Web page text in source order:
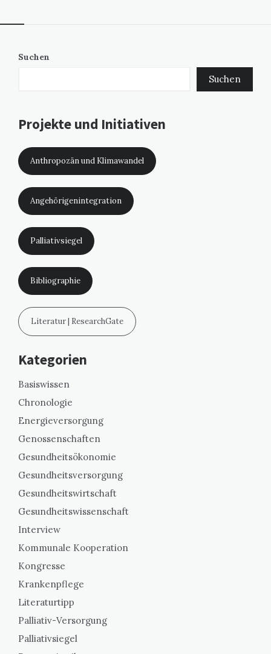
Suchen
Suchen
Projekte und Initiativen
Anthropozän und Klimawandel
Angehörigenintegration
Palliativsiegel
Bibliographie
Literatur | ResearchGate
Kategorien
Basiswissen
Chronologie
Energieversorgung
Genossenschaften
Gesundheitsökonomie
Gesundheitsversorgung
Gesundheitswirtschaft
Gesundheitswissenschaft
Interview
Kommunale Kooperation
Kongresse
Krankenpflege
Literaturtipp
Palliativ-Versorgung
Palliativsiegel